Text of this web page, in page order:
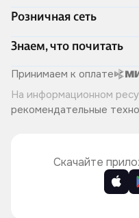
Акции
Доставка и оплата
Программа лояльности
Подарочные
Правила продажи
Политика
Розничная сеть
Адреса магазинов
Книжный Дозор
О компании
Читай-город для бизнеса
Хотите у нас работать?
Знаем, что почитать
Скоро в продаже
Лучшие из лучших
Читай-журнал
Принимаем к оплате
На информационном
рекомендательные
Скачайте